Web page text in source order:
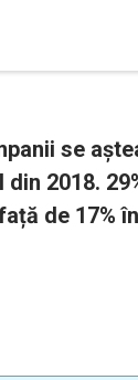
se
2018.
de 17%